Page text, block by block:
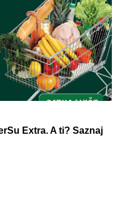
Extra. A ti? Saznaj